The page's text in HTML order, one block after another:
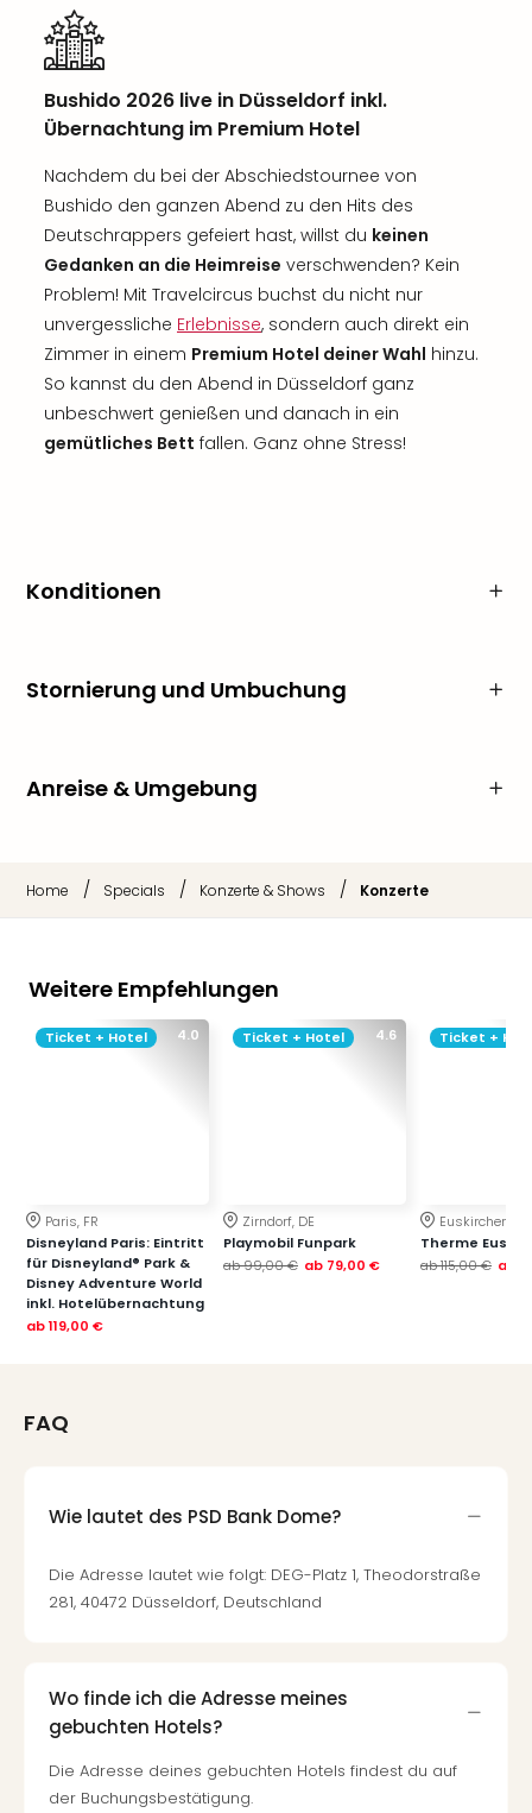
Bushido 2026 live in Düsseldorf inkl.
Übernachtung im Premium Hotel
Nachdem du bei der Abschiedstournee von
Bushido den ganzen Abend zu den Hits des
Deutschrappers gefeiert hast, willst du keinen
Gedanken an die Heimreise verschwenden? Kein
Problem! Mit Travelcircus buchst du nicht nur
unvergessliche Erlebnisse, sondern auch direkt ein
Zimmer in einem Premium Hotel deiner Wahl hinzu.
So kannst du den Abend in Düsseldorf ganz
unbeschwert genießen und danach in ein
gemütliches Bett fallen. Ganz ohne Stress!
Konditionen
Stornierung und Umbuchung
Anreise & Umgebung
Home / Specials / Konzerte & Shows / Konzerte
Weitere Empfehlungen
4.0
Ticket + Hotel
Paris, FR
Disneyland Paris: Eintritt
für Disneyland® Park &
Disney Adventure World
inkl. Hotelübernachtung
ab119,00 €
4.6
Ticket + Hotel
Zirndorf, DE
Playmobil Funpark
ab99,00 € ab 79,00 €
Ticket +
Euskirchen, DE
Therme
ab115,00 € ab
FAQ
Wie lautet des PSD Bank Dome?
Die Adresse lautet wie folgt: DEG-Platz 1, Theodorstraße
281, 40472 Düsseldorf, Deutschland
Wo finde ich die Adresse meines
gebuchten Hotels?
Die Adresse deines gebuchten Hotels findest du auf
der Buchungsbestätigung.